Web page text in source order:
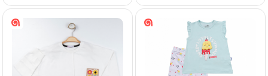
6-18 ADET 2-5 Years